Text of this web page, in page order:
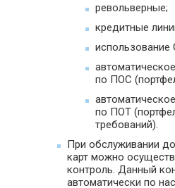
револьверные;
кредитные
использование
по ПОС
по ПОТ
требований).
При обслуживании
карт можно
контроль. Данный
автоматически по